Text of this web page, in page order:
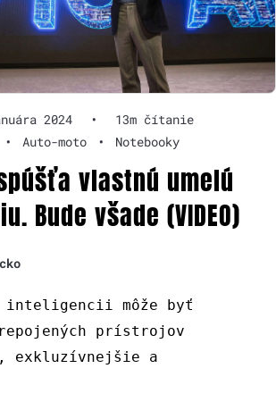
2024 •
13m čítanie
• Auto-moto • Notebooky
vlastnú umelú
Bude všade (VIDEO)
inteligencii môže byť
prístrojov
exkluzívnejšie a